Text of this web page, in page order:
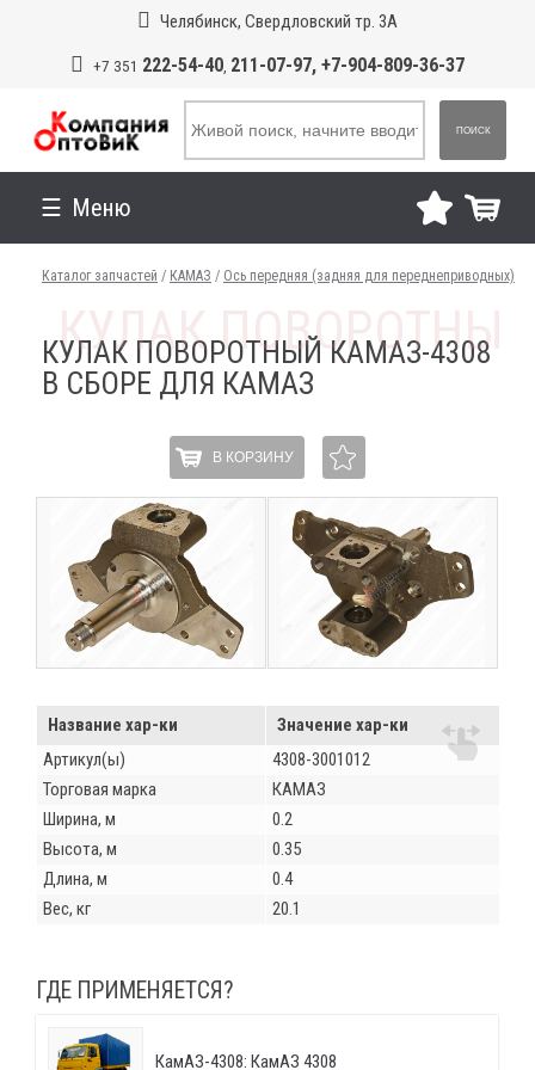
Челябинск, Свердловский тр. 3А
+7 351 222-54-40, 211-07-97, +7-904-809-36-37
ПОИСК
Меню
Каталог запчастей / КАМАЗ / Ось передняя (задняя для переднеприводных)
КУЛАК ПОВОРОТНЫЙ КАМАЗ-4308
В СБОРЕ ДЛЯ КАМАЗ
В КОРЗИНУ
Название хар-ки
Значение хар-ки
Артикул(ы)
4308-3001012
Торговая марка
КАМАЗ
Ширина, м
0.2
Высота, м
0.35
Длина, м
0.4
Вес, кг
20.1
ГДЕ ПРИМЕНЯЕТСЯ?
КамАЗ-4308: КамАЗ 4308